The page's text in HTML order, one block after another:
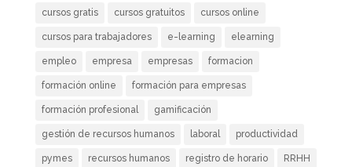
cursos gratis cursos gratuitos cursos online
cursos para trabajadores e-learning elearning
empleo empresa empresas formacion
formación online formación para empresas
formación profesional gamificación
gestión de recursos humanos laboral productividad
pymes recursos humanos registro de horario RRHH